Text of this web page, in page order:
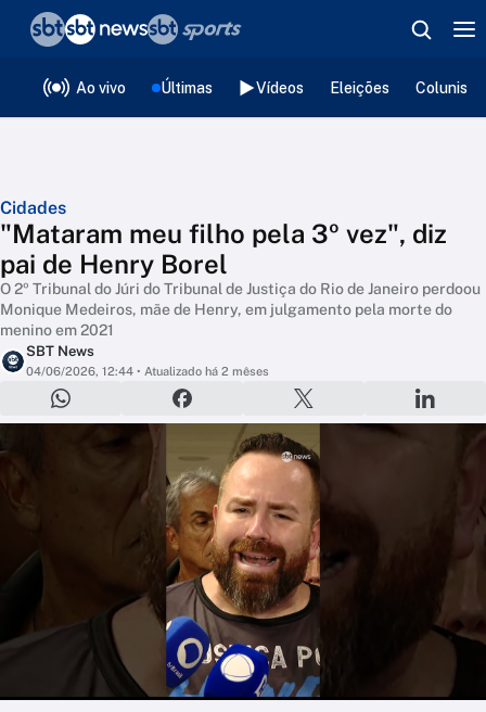
Ao vivo Últimas Vídeos Eleições
Cidades
"Mataram meu filho pela 3º vez", diz
pai de Henry Borel
O 2º Tribunal do Júri do Tribunal de Justiça do Rio de Janeiro perdoou
Monique Medeiros, mãe de Henry, em julgamento pela morte do
menino em 2021
SBT News
04/06/2026, 12:44 • Atualizado há 2 mêses
❮voltar
Editorias